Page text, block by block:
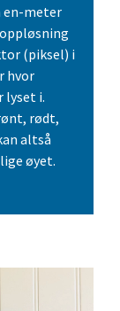
en-meter
(piksel) i
hvor
lyset i.
rødt,
altså
øyet.